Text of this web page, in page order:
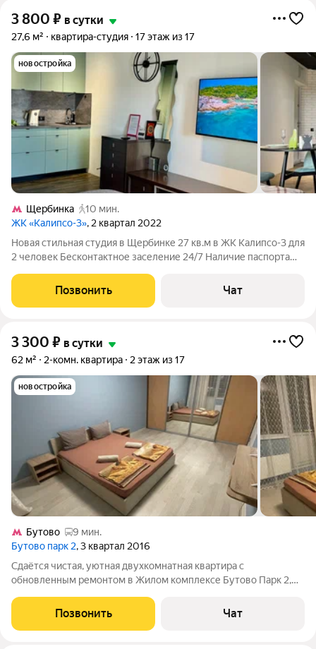
3 800 ₽ в сутки
27,6 м² квартира-студия 17 этаж из 17
новостройка
Щербинка
10 мин.
ЖК «Калипсо-3», 2 квартал 2022
Новая стильная студия в Щербинке 27 кв.м в ЖК Калипсо-3 для
2 человек Бесконтактное заселение 24/7 Наличие паспорта
проживании от 4 суток залог увеличивается до 10 000) Залог
при проживании с
Позвонить Чат
3 300 ₽ в сутки
62 м² 2-комн. квартира 2 этаж из 17
новостройка
Бутово
9 мин.
Бутово парк 2, 3 квартал 2016
Сдаётся чистая, уютная двухкомнатная квартира с
обновленным ремонтом в Жилом комплексе Бутово Парк 2,
Донского и станции МЦД Бутово. В квартире есть все самое
необходимое для комфортного
Позвонить Чат